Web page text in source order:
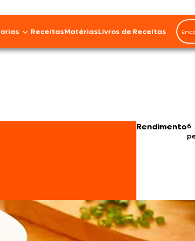
Vegetal
Bolos e Sobremesas
ReceitasMatériasLivros de Receitas
Rendimento6